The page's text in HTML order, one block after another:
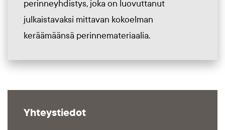
perinneyhdistys, joka on luovuttanut
julkaistavaksi mittavan kokoelman
keräämäänsä perinnemateriaalia.
Yhteystiedot